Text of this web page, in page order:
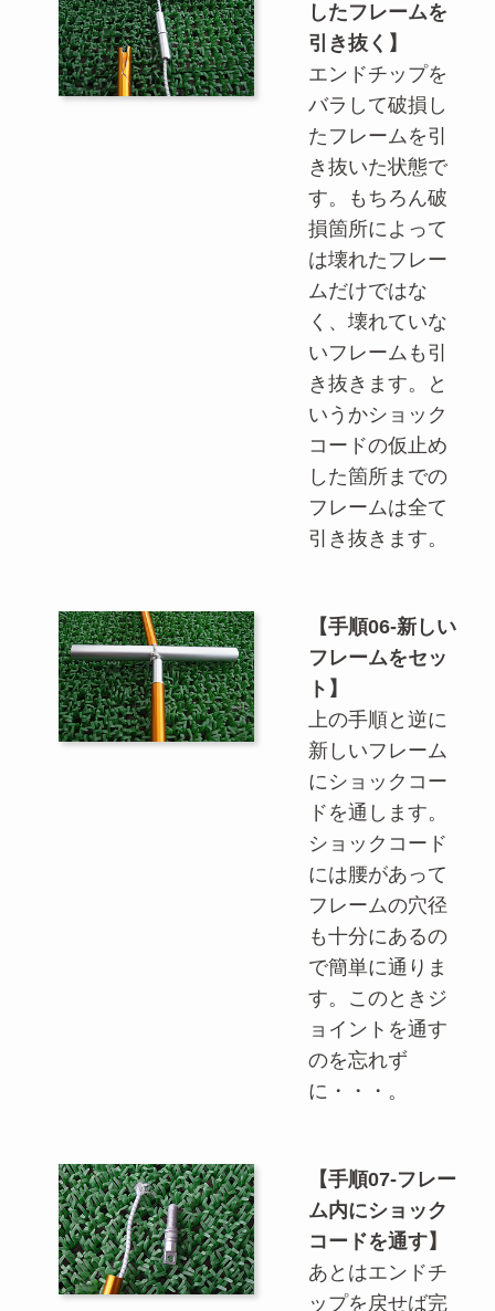
したフレームを
引き抜く】
エンドチップを
バラして破損し
たフレームを引
き抜いた状態で
す。もちろん破
損箇所によって
は壊れたフレー
ムだけではな
く、壊れていな
いフレームも引
き抜きます。と
いうかショック
コードの仮止め
した箇所までの
フレームは全て
引き抜きます。
【手順06-新しい
フレームをセッ
ト】
上の手順と逆に
新しいフレーム
にショックコー
ドを通します。
ショックコード
には腰があって
フレームの穴径
も十分にあるの
で簡単に通りま
す。このときジ
ョイントを通す
のを忘れず
に・・・。
【手順07-フレー
ム内にショック
コードを通す】
あとはエンドチ
ップを戻せば完